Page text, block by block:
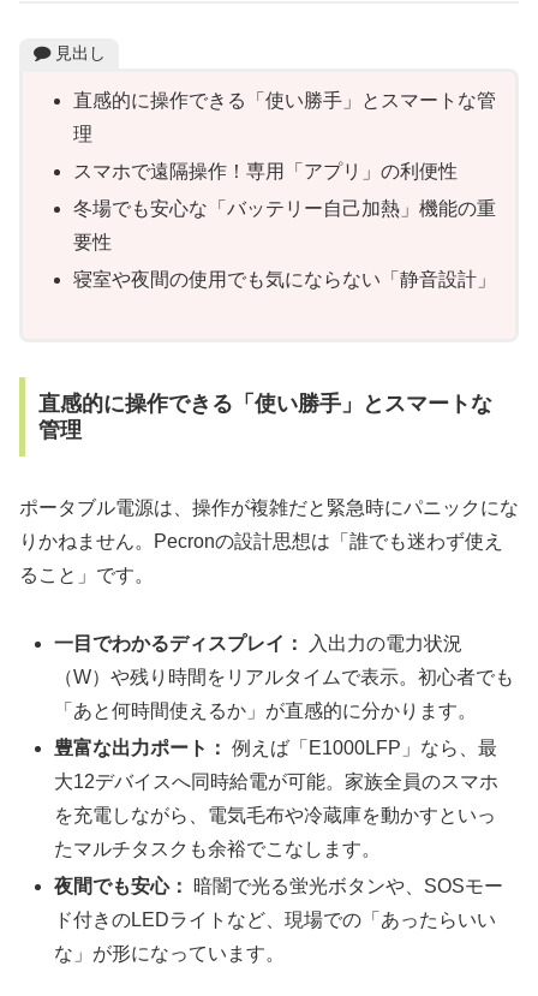
見出し
直感的に操作できる「使い勝手」とスマートな管
理
スマホで遠隔操作！専用「アプリ」の利便性
冬場でも安心な「バッテリー自己加熱」機能の重
要性
寝室や夜間の使用でも気にならない「静音設計」
直感的に操作できる「使い勝手」とスマートな
管理
ポータブル電源は、操作が複雑だと緊急時にパニックにな
りかねません。Pecronの設計思想は「誰でも迷わず使え
ること」です。
一目でわかるディスプレイ：
入出力の電力状況
（W）や残り時間をリアルタイムで表示。初心者でも
「あと何時間使えるか」が直感的に分かります。
豊富な出力ポート： 例えば「E1000LFP」なら、最
大12デバイスへ同時給電が可能。家族全員のスマホ
を充電しながら、電気毛布や冷蔵庫を動かすといっ
たマルチタスクも余裕でこなします。
夜間でも安心：
暗闇で光る蛍光ボタンや、SOSモー
ド付きのLEDライトなど、現場での「あったらいい
な」が形になっています。